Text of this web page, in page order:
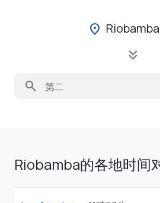
location_on Riobamba
keyboard_double_arrow_down
search
Riobamba的各地时间